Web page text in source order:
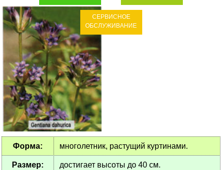
Форма: многолетник, растущий куртинами.
Размер: достигает высоты до 40 см.
СЕРВИСНОЕ
ОБСЛУЖИВАНИЕ